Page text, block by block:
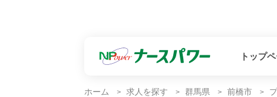
トップ
ホーム 求人を探す 群馬県 前橋市